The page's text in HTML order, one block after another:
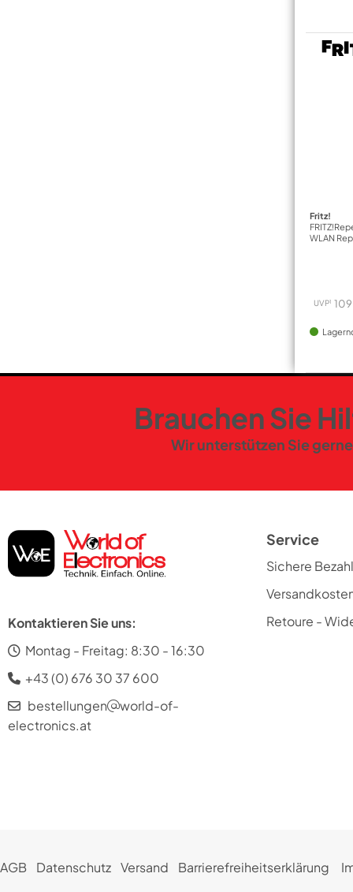
Fritz!
WLAN
UVP1
Brauchen Sie
Wir unterstützen Sie
Kontaktieren Sie uns:
Montag - Freitag: 8:30 - 16:30
+43 (0) 676 30 37 600
bestellungen
world-of-
electronics.at
Service
Sichere
Retoure -
AGB Datenschutz Versand Barrierefreiheitserklärung